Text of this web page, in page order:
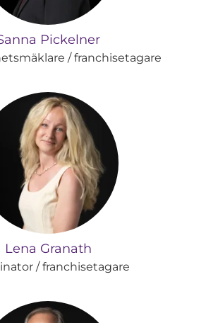
Pickelner
/ franchisetagare
Lena Granath
/ franchisetagare